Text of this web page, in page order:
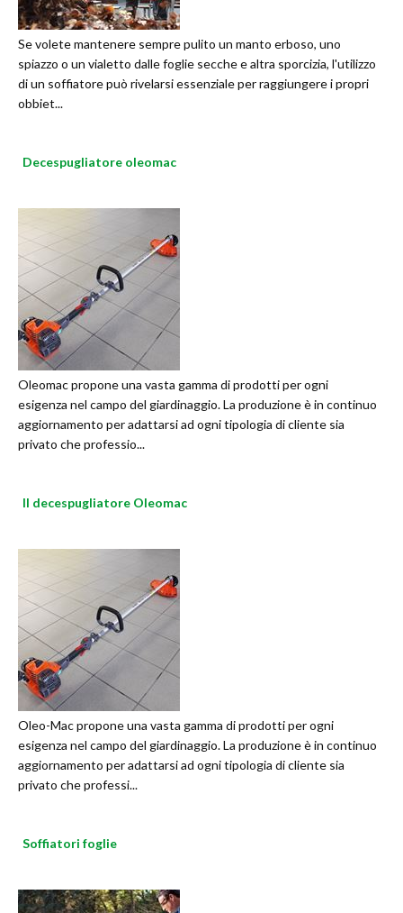
Se volete mantenere sempre pulito un manto erboso, uno
spiazzo o un vialetto dalle foglie secche e altra sporcizia, l'utilizzo
di un soffiatore può rivelarsi essenziale per raggiungere i propri
obbiet...
Decespugliatore oleomac
Oleomac propone una vasta gamma di prodotti per ogni
esigenza nel campo del giardinaggio. La produzione è in continuo
aggiornamento per adattarsi ad ogni tipologia di cliente sia
privato che professio...
Il decespugliatore Oleomac
Oleo-Mac propone una vasta gamma di prodotti per ogni
esigenza nel campo del giardinaggio. La produzione è in continuo
aggiornamento per adattarsi ad ogni tipologia di cliente sia
privato che professi...
Soffiatori foglie